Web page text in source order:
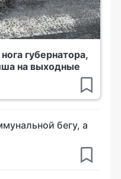
губернатора,
на выходные
бегу, а